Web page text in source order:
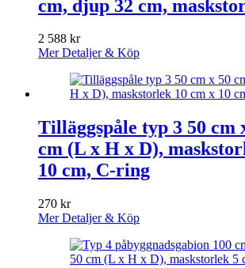
cm, djup 32 cm,
2 588 kr
Mer Detaljer & Köp
Tilläggspåle typ 3 50 cm
cm (L x H x D),
10 cm, C-ring
270 kr
Mer Detaljer & Köp